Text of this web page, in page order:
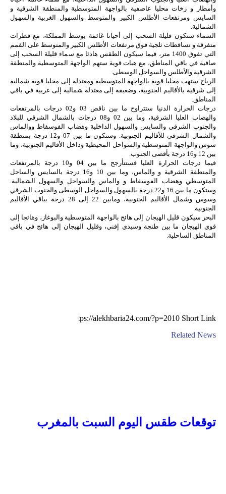
وأمطار و زخات محليا عاصفية بالواجهة المتوسطية والمنطقة الشرقية و
السايس ومرتفعات الأطلس الكبير والمتوسط والسهول الغربية والسهول
الشمالية.
السماء ستكون قليلة السحب إلى أحيانا غائمة بوسط المملكة، مع قطرات
متفرقة و تساقطات ثلجية فوق مرتفعات الأطلس الكبير والمتوسط على القمم
التي تفوق 1400 متر، فيما سيكون الطقس هادئا مع سماء قليلة السحب إلى
صافية في باقي المناطق، مع هبات قوية ستهم الواجهة المتوسطية والمنطقة
الشرقية والأطلس والسواحل الوسطى.
الرياح ستهب محليا قوية بالواجهة المتوسطية ومعتدلة إلى محليا قوية شمالية
إلى شرقية بالأقاليم الجنوبية، وضعيفة إلى معتدلة شمالية إلى غربية في باقي
المناطق.
درجات الحرارة الدنيا ستتراوح ما بين ناقص 03 و02 درجات بالمرتفعات
والهضاب العليا الشرقية، وما بين 02 و08 درجات بالشمال الشرقي للبلاد
والجنوب الشرقي والسايس والسهول الداخلية وهضاب الفوسفاط ووالماس
والشمال الشرقي للأقاليم الجنوبية. وستكون ما بين 07 و12 درجة بمنطقة
سوس والواجهة المتوسطية والسواحل المحيطية وداخل الأقاليم الجنوبية، وما
بين 12 و16 درجة بأقصى الجنوب.
فيما درجات الحرارة العليا فستتأرجح ما بين 04 و10 درجة بالمرتفعات
والمنطقة الشرقية و والماس، وما بين 10 و16 درجة بالسايس والساحل
المتوسطي وهضاب الفوسفاط و والماس والسواحل والسهول الشمالية.
وستكون ما بين 16 و22 درجة بالسهول والسواحل الوسطى والجنوب الشرقي
وسوس وشمال الأقاليم الجنوبية، ومابين 22 إلى 28 درجة بباقي الأقاليم
الجنوبية.
البحر سيكون قليل الهيجان إلى هائج بالواجهة المتوسطية والبوغاز، وهائجا إلى
قوي الهيجان ما بين طنجة وسيدي إفني، وقليل الهيجان إلى هائج في باقي
المناطق الساحلية.
Short Link
Related News
توقعات طقس اليوم السبت بالمغرب